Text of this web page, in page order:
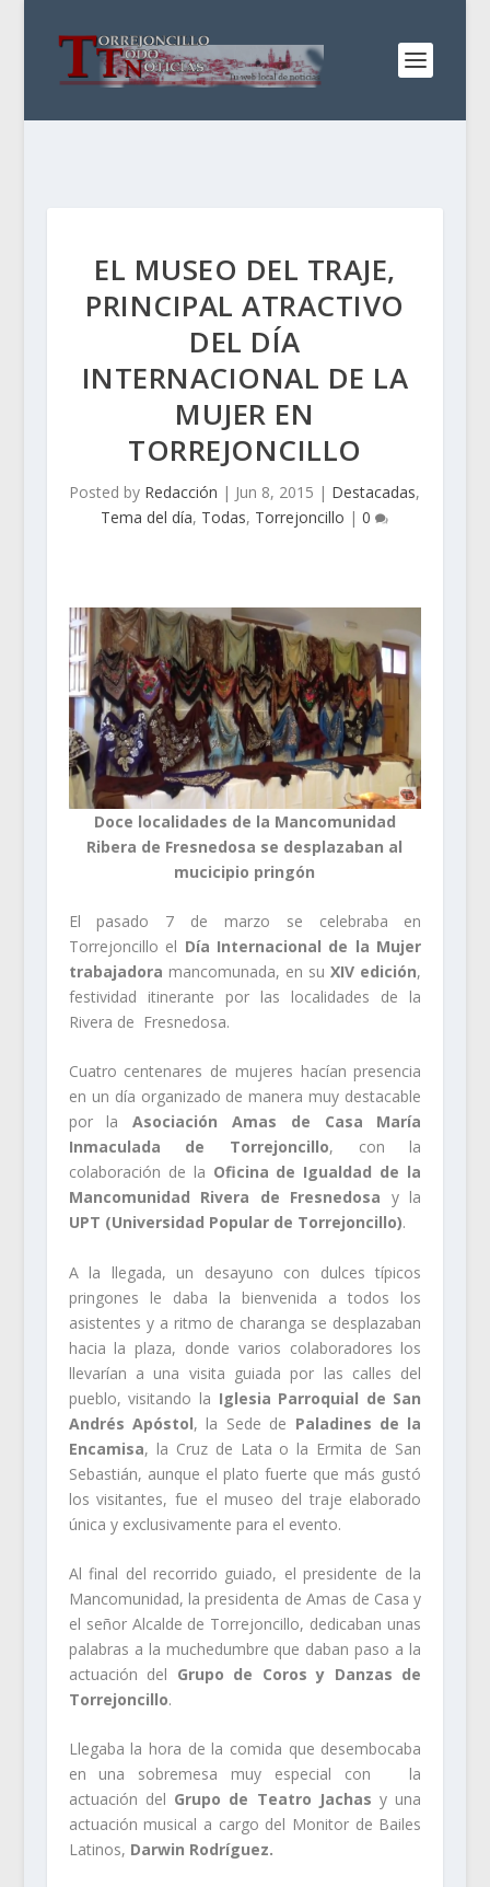
EL MUSEO DEL TRAJE,
PRINCIPAL ATRACTIVO
DEL DÍA
INTERNACIONAL DE LA
MUJER EN
TORREJONCILLO
Posted by Redacción | Jun 8, 2015 | Destacadas,
Tema del día, Todas, Torrejoncillo |0
Doce localidades de la Mancomunidad
Ribera de Fresnedosa se desplazaban al
mucicipio pringón
El pasado 7 de marzo se celebraba en
Torrejoncillo el Día Internacional de la Mujer
trabajadora mancomunada, en suXIV edición,
festividad itinerante por las localidades de la
Rivera de Fresnedosa.
Cuatro centenares de mujeres hacían presencia
en un día organizado de manera muy destacable
por laAsociación Amas de Casa María
Inmaculada de Torrejoncillo, con la
colaboración de la Oficina de Igualdad de la
Mancomunidad Rivera de Fresnedosa y la
UPT (Universidad Popular de Torrejoncillo).
A la llegada, un desayuno con dulces típicos
pringones le daba la bienvenida a todos los
asistentes y a ritmo de charanga se desplazaban
hacia la plaza, donde varios colaboradores los
llevarían a una visita guiada por las calles del
pueblo, visitando la Iglesia Parroquial de San
Andrés Apóstol, la Sede de Paladines de la
Encamisa, la Cruz de Lata o la Ermita de San
Sebastián, aunque el plato fuerte que más gustó
los visitantes, fue el museo del traje elaborado
única y exclusivamente para el evento.
Al final del recorrido guiado, el presidente de la
Mancomunidad, la presidenta de Amas de Casa y
el señor Alcalde de Torrejoncillo, dedicaban unas
palabras a la muchedumbre que daban paso a la
actuación del Grupo de Coros y Danzas de
Torrejoncillo.
Llegaba la hora de la comida que desembocaba
en una sobremesa muy especial con la
actuación del Grupo de Teatro Jachas y una
actuación musical a cargo del Monitor de Bailes
Latinos, Darwin Rodríguez.